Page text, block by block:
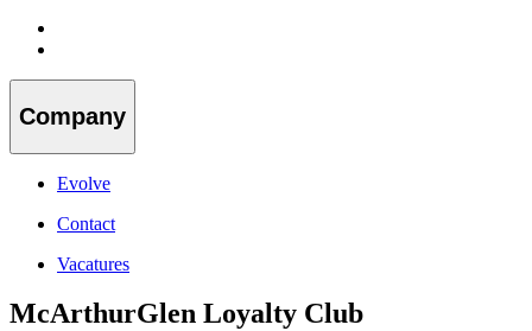
Company
Evolve
Contact
Vacatures
McArthurGlen Loyalty Club